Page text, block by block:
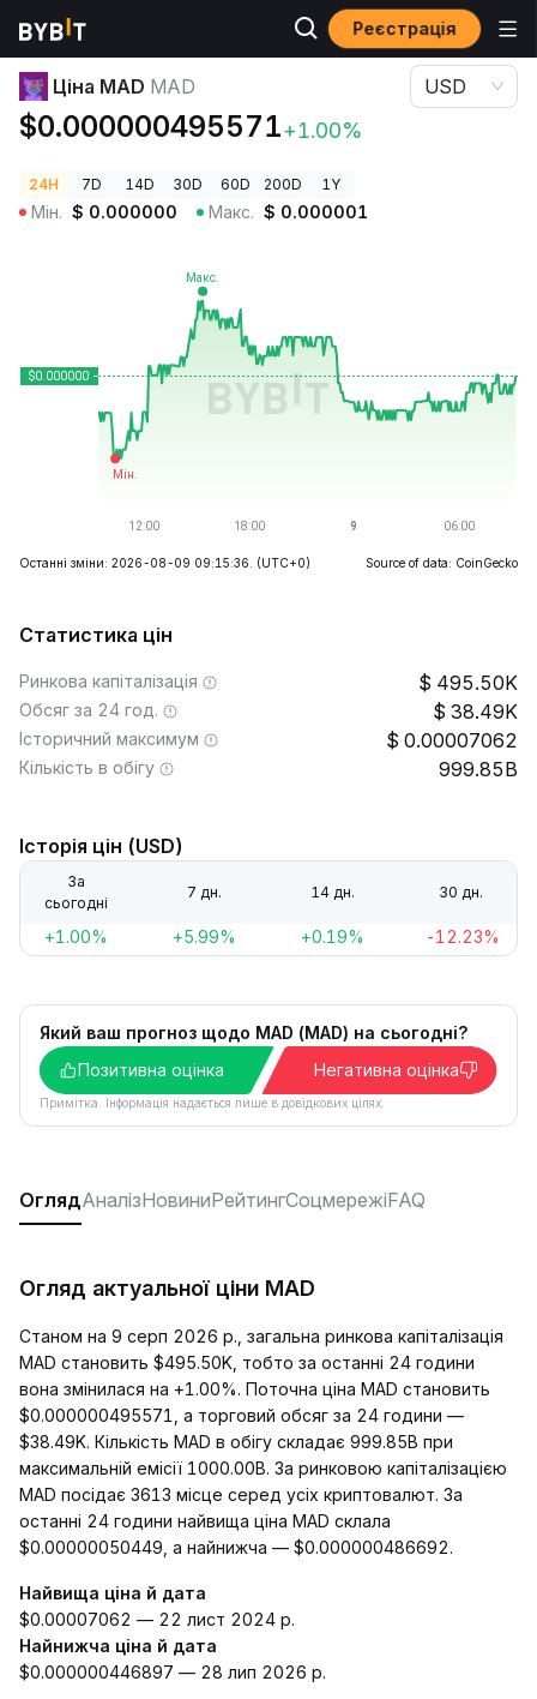
Реєстрація
Ціни криптовалют
Ціна MAD MAD
$0.000000495571+1.00%
USD
24H 7D 14D 30D 60D 200D 1Y
Мін. $ 0.000000 Макс. $ 0.000001
Останні зміни: 2026-08-09 09:15:36. (UTC+0) Source of data: CoinGecko
Статистика цін
Ринкова капіталізація 495.50K
Обсяг за 24 год. 38.49K
Історичний максимум 0.00007062
Кількість в обігу 999.85B
Історія цін (USD)
За
сьогодні
7 дн. 14 дн. 30 дн.
+1.00% +5.99% +0.19% -12.23%
Який ваш прогноз щодо MAD (MAD) на сьогодні?
Позитивна оцінка
Негативна оцінка
Примітка. Інформація надається лише в довідкових цілях.
ОглядАналізНовиниРейтингСоцмережіFAQ
Огляд актуальної ціни MAD
Станом на 9 серп 2026 р., загальна ринкова капіталізація
MAD становить $495.50K, тобто за останні 24 години
вона змінилася на +1.00%. Поточна ціна MAD становить
$0.000000495571, а торговий обсяг за 24 години —
$38.49K. Кількість MAD в обігу складає 999.85B при
максимальній емісії 1000.00B. За ринковою капіталізацією
MAD посідає 3613 місце серед усіх криптовалют. За
останні 24 години найвища ціна MAD склала
$0.00000050449, а найнижча — $0.000000486692.
Найвища ціна й дата
$0.00007062 — 22 лист 2024 р.
Найнижча ціна й дата
$0.000000446897 — 28 лип 2026 р.